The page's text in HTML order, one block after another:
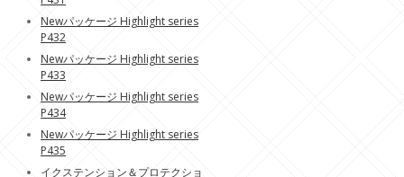
Newパッケージ Highlight series
P432
Newパッケージ Highlight series
P433
Newパッケージ Highlight series
P434
Newパッケージ Highlight series
P435
イクステンション＆プロテクショ